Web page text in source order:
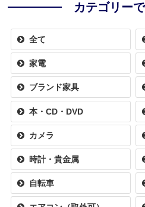
カテゴリー
全て
家電
ブランド家具
本・CD・DVD
カメラ
時計・貴金属
自転車